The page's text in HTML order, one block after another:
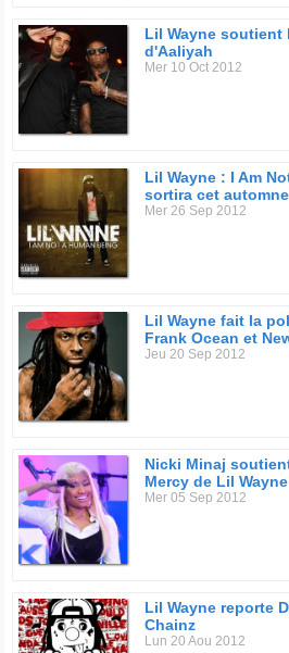
Lil Wayne soutient
d'Aaliyah
Mer 10 Oct 2012
Lil Wayne : I Am
sortira cet automne
Mer 26 Sep 2012
Lil Wayne fait la
Frank Ocean et
Jeu 20 Sep 2012
Nicki Minaj
Mercy de Lil Wayne
Mer 05 Sep 2012
Lil Wayne reporte
Chainz
Lun 20 Aou 2012